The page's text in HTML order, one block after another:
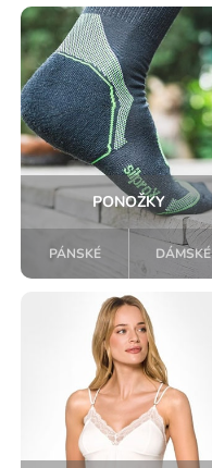
PONOŽKY
PÁNSKÉ DÁMSKÉ